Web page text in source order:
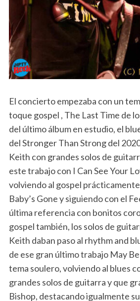
El concierto empezaba con un
toque gospel , The Last Time de
del último álbum en estudio, el
del Stronger Than Strong del
Keith con grandes solos de
este trabajo con I Can See Your
volviendo al gospel
Baby’s Gone y siguiendo con el
última referencia con bonitos
gospel también, los solos de
Keith daban paso al rhythm and
de ese gran último trabajo May
tema soulero, volviendo al blues
grandes solos de guitarra y que
Bishop, destacando igualmente